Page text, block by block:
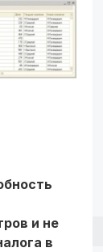
и не
в